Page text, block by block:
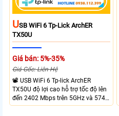
USB WiFi 6 Tp-Lick ArchER
TX50U
Giá bán: 5%-35%
Giá Gốc: Liên Hệ
📽 USB WiFi 6 Tp-lick ArchER
TX50U độ lợi cao hỗ trợ tốc độ lên
đến 2402 Mbps trên 5GHz và 574
Mbps trên 2.4GHz mang đến kết